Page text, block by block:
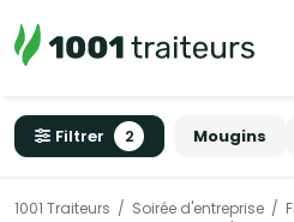
Filtrer 2 Mougins
1001 Traiteurs Soirée d'entreprise